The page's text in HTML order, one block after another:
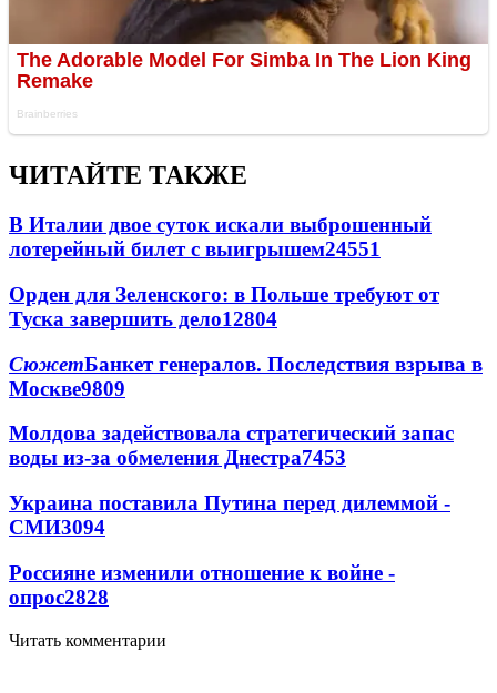
ЧИТАЙТЕ ТАКЖЕ
В Италии двое суток искали выброшенный
лотерейный билет с выигрышем24551
Орден для Зеленского: в Польше требуют от
Туска завершить дело12804
СюжетБанкет генералов. Последствия взрыва в
Москве9809
Молдова задействовала стратегический запас
воды из-за обмеления Днестра7453
Украина поставила Путина перед дилеммой -
СМИ3094
Россияне изменили отношение к войне -
опрос2828
Читать комментарии